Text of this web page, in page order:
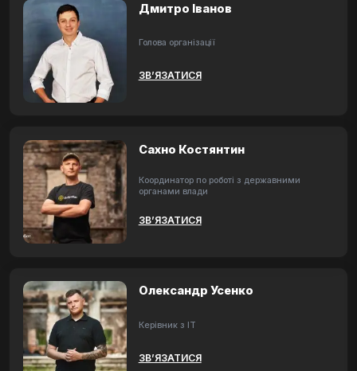
Дмитро Іванов
Голова організації
ЗВ’ЯЗАТИСЯ
Сахно Костянтин
Координатор по роботі з державними
органами влади
ЗВ’ЯЗАТИСЯ
Олександр Усенко
Керівник з ІТ
ЗВ’ЯЗАТИСЯ